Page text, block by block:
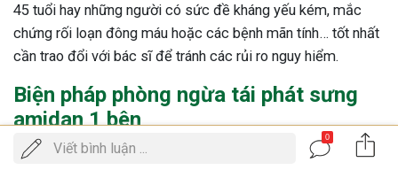
45 tuổi hay những người có sức đề kháng yếu kém, mắc
chứng rối loạn đông máu hoặc các bệnh mãn tính… tốt nhất
cần trao đổi với bác sĩ để tránh các rủi ro nguy hiểm.
Biện pháp phòng ngừa tái phát sưng
amidan 1 bên
Viết bình luận ...
0
Gọi
ĐẶT LỊCH KHÁM